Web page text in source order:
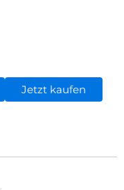
Jetzt kaufen